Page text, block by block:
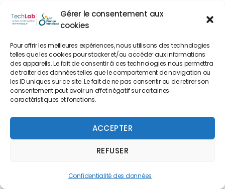
Gérer le consentement aux
cookies
Pour offrir les meilleures expériences, nous utilisons des technologies
telles que les cookies pour stocker et/ou accéder aux informations
des appareils. Le fait de consentir à ces technologies nous permettra
de traiter des données telles que le comportement de navigation ou
les ID uniques sur ce site. Le fait de ne pas consentir ou de retirer son
consentement peut avoir un effet négatif sur certaines
caractéristiques et fonctions.
ACCEPTER
REFUSER
Confidentialité des données
réalité utiles à tous.
mises en situation axée sur de la simulation
de handicaps variés permettant aux salariés
de mieux comprendre les défis quotidiens de
l’utilisation de produits cosmétique par des
personnes en situation de handicap.
Test utilisateur et co-création avec les